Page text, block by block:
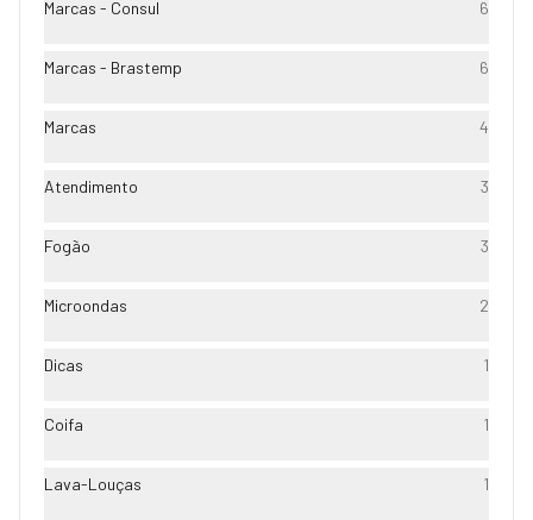
Marcas - Consul 6
Marcas - Brastemp 6
Marcas 4
Atendimento 3
Fogão 3
Microondas 2
Dicas 1
Coifa 1
Lava-Louças 1